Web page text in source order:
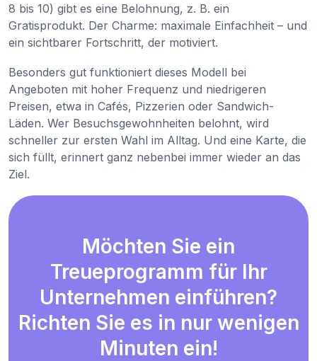
8 bis 10) gibt es eine Belohnung, z. B. ein
Gratisprodukt. Der Charme: maximale Einfachheit – und
ein sichtbarer Fortschritt, der motiviert.
Besonders gut funktioniert dieses Modell bei
Angeboten mit hoher Frequenz und niedrigeren
Preisen, etwa in Cafés, Pizzerien oder Sandwich-
Läden. Wer Besuchsgewohnheiten belohnt, wird
schneller zur ersten Wahl im Alltag. Und eine Karte, die
sich füllt, erinnert ganz nebenbei immer wieder an das
Ziel.
Möchten Sie ein
Treueprogramm für Ihr
Unternehmen einführen?
Richten Sie es in nur wenigen
Minuten ein!